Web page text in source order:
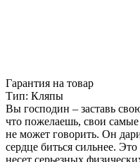
Гарантия на товар
Тип: Кляпы
Вы господин – заставь
что пожелаешь, свои
не может говорить. Он
сердце биться сильнее.
несет серьезных